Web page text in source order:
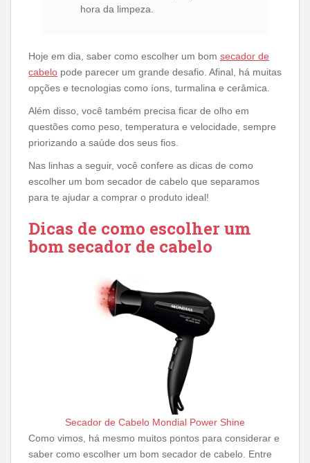
hora da limpeza.
Hoje em dia, saber como escolher um bom secador de
cabelo pode parecer um grande desafio. Afinal, há muitas
opções e tecnologias como íons, turmalina e cerâmica.
Além disso, você também precisa ficar de olho em
questões como peso, temperatura e velocidade, sempre
priorizando a saúde dos seus fios.
Nas linhas a seguir, você confere as dicas de como
escolher um bom secador de cabelo que separamos
para te ajudar a comprar o produto ideal!
Dicas de como escolher um
bom secador de cabelo
Secador de Cabelo Mondial Power Shine
Como vimos, há mesmo muitos pontos para considerar e
saber como escolher um bom secador de cabelo. Entre